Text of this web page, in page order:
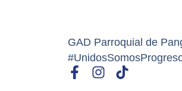
GAD Parroquial de